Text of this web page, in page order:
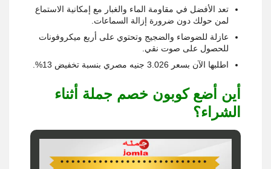
تعد الأفضل في مقاومة الماء والغبار مع إمكانية الاستماع
لمن حولك دون ضرورة إزالة السماعات.
عازلة للضوضاء والضجيج وتحتوي على أربع ميكروفونات
للحصول على صوت نقي.
اطلبها الآن بسعر 3.026 جنيه مصري بنسبة تخفيض 13%.
أين أضع كوبون خصم جملة أثناء
الشراء؟